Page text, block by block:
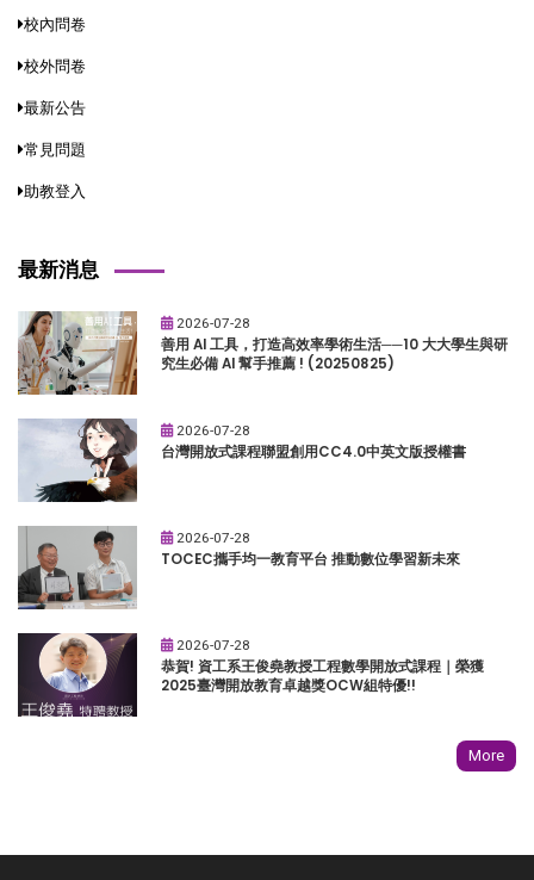
校內問卷
校外問卷
最新公告
常見問題
助教登入
最新消息
2026-07-28
善用 AI 工具，打造高效率學術生活──10 大大學生與研
究生必備 AI 幫手推薦 ! (20250825)
2026-07-28
台灣開放式課程聯盟創用CC4.0中英文版授權書
2026-07-28
TOCEC攜手均一教育平台 推動數位學習新未來
2026-07-28
恭賀! 資工系王俊堯教授工程數學開放式課程｜榮獲
2025臺灣開放教育卓越獎OCW組特優!!
More